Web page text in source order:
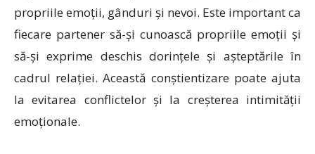
propriile emoții, gânduri și nevoi. Este important ca
fiecare partener să-și cunoască propriile emoții și
să-și exprime deschis dorințele și așteptările în
cadrul relației. Această conștientizare poate ajuta
la evitarea conflictelor și la creșterea intimității
emoționale.